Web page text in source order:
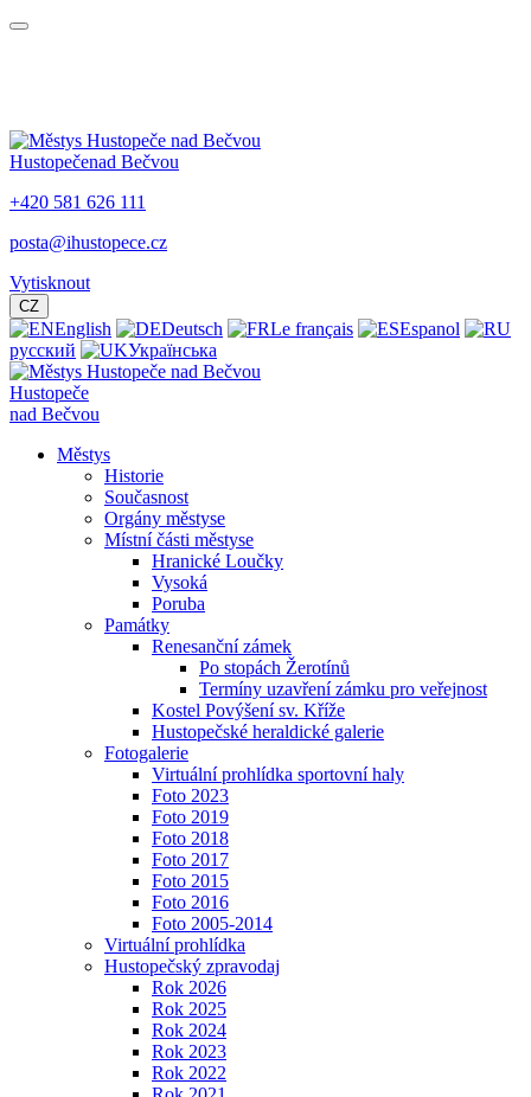
Hustopečenad Bečvou
+420 581 626 111
posta@ihustopece.cz
Vytisknout
CZ
English Deutsch Le français
Espanol
русский
Українська
Hustopeče
nad Bečvou
Městys
Historie
Současnost
Orgány městyse
Místní části městyse
Hranické Loučky
Vysoká
Poruba
Památky
Renesanční zámek
Po stopách Žerotínů
Termíny uzavření zámku pro veřejnost
Kostel Povýšení sv. Kříže
Hustopečské heraldické galerie
Fotogalerie
Virtuální prohlídka sportovní haly
Foto 2023
Foto 2019
Foto 2018
Foto 2017
Foto 2015
Foto 2016
Foto 2005-2014
Virtuální prohlídka
Hustopečský zpravodaj
Rok 2026
Rok 2025
Rok 2024
Rok 2023
Rok 2022